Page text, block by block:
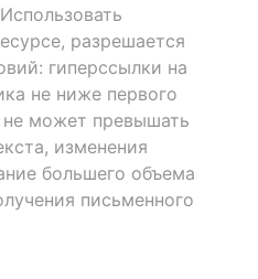
разрешается
гиперссылки на
не ниже первого
не может превышать
изменения
большего объема
письменного